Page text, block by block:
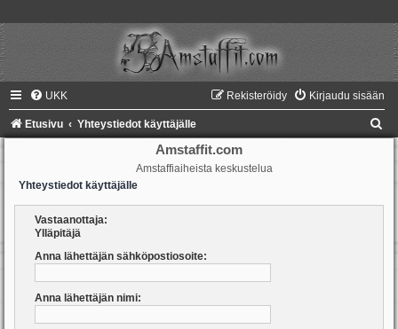
UKK Kirjaudu sisään
Rekisteröidy
Etusivu Yhteystiedot käyttäjälle
Amstaffit.com
Amstaffiaiheista keskustelua
Yhteystiedot käyttäjälle
Vastaanottaja:
Ylläpitäjä
Anna lähettäjän sähköpostiosoite:
Anna lähettäjän nimi: